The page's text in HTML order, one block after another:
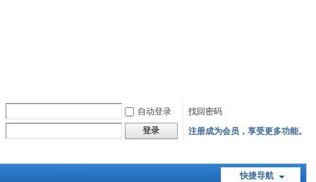
自动登录
找回密码
登录
注册成为会员，享受更多功能。
快捷导航